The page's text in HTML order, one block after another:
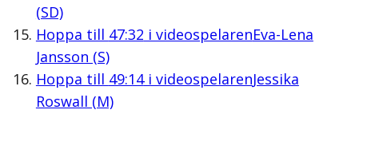
(SD)
Hoppa till 47:32 i videospelarenEva-Lena
Jansson (S)
Hoppa till 49:14i videospelarenJessika
Roswall (M)